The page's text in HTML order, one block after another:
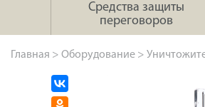
Средства защиты
переговоров
Главная > Оборудование >